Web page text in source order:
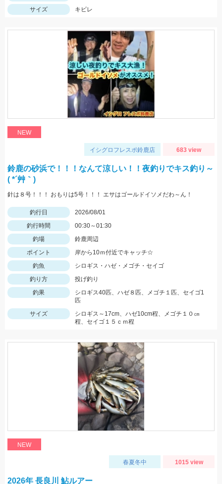
サイズ
キビレ
NEW
イシグロフレスポ鈴鹿店 683 view
鈴鹿の砂浜で！！！なんて涼しい！！夜釣りでキス釣り～
( *´艸｀)
針は８号！！！ おもりは5号！！！ エサはゴールドイソメだわ～ん！
釣行日
2026/08/01
釣行時間
00:30～01:30
釣場
鈴鹿周辺
ポイント
岸から10ｍ付近でキャッチ☆
釣魚
シロギス・ハゼ・メゴチ・セイゴ
釣り方
投げ釣り
釣果
シロギス40匹、ハゼ８匹、メゴチ１匹、セイゴ1
匹
サイズ
シロギス～17cm、ハゼ10cm程、メゴチ１０㎝
程、セイゴ１５ｃｍ程
NEW
春夏冬中 1015 view
2026年 長良川 鮎ルアー